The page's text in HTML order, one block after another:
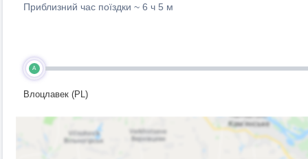
Приблизний час поїздки ~ 6 ч 5 м
A
Влоцлавек (PL)